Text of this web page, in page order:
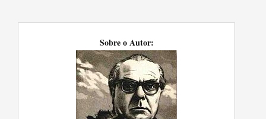
Sobre o Autor: